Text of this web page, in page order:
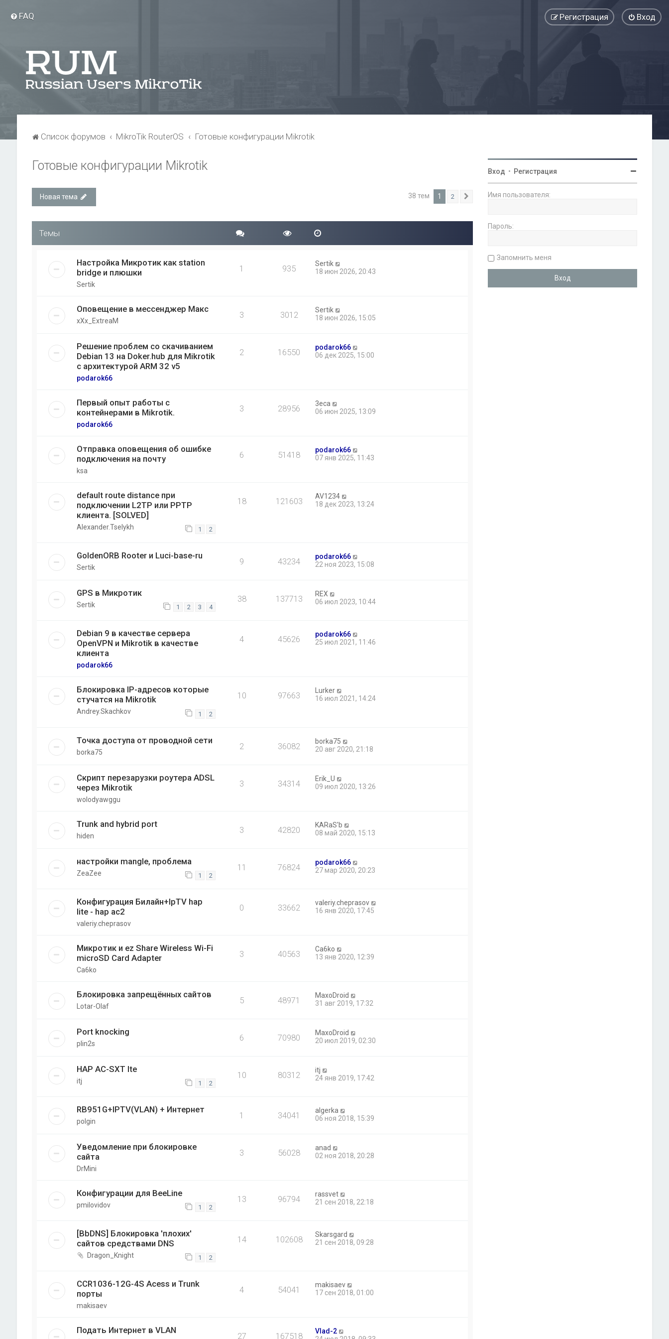
FAQ Вход
Регистрация
Список форумов MikroTik RouterOS Готовые конфигурации Mikrotik
Готовые конфигурации Mikrotik
Новая тема 38 тем 1 2 След.
Темы
Настройка Микротик как station
bridge и плюшки
Sertik
1 935
Sertik
18 июн 2026, 20:43
Оповещение в мессенджер Макс
xXx_ExtreaM
3 3012
Sertik
18 июн 2026, 15:05
Решение проблем со скачиванием
Debian 13 на Doker.hub для Mikrotik
с архитектурой ARM 32 v5
podarok66
2 16550
podarok66
06 дек 2025, 15:00
Первый опыт работы с
контейнерами в Mikrotik.
podarok66
3 28956
3eca
06 июн 2025, 13:09
Отправка оповещения об ошибке
подключения на почту
ksa
6 51418
podarok66
07 янв 2025, 11:43
default route distance при
подключении L2TP или PPTP
клиента. [SOLVED]
Alexander.Tselykh 1 2
18 121603
AV1234
18 дек 2023, 13:24
GoldenORB Rooter и Luci-base-ru
Sertik
9 43234
podarok66
22 ноя 2023, 15:08
GPS в Микротик
Sertik 1 2 3 4
38 137713
REX
06 июл 2023, 10:44
Debian 9 в качестве сервера
OpenVPN и Mikrotik в качестве
клиента
podarok66
4 45626
podarok66
25 июл 2021, 11:46
Блокировка IP-адресов которые
стучатся на Mikrotik
Andrey.Skachkov 1 2
10 97663
Lurker
16 июл 2021, 14:24
Точка доступа от проводной сети
borka75
2 36082
borka75
20 авг 2020, 21:18
Скрипт перезарузки роутера ADSL
через Mikrotik
wolodyawggu
3 34314
Erik_U
09 июл 2020, 13:26
Trunk and hybrid port
hiden
3 42820
KARaS'b
08 май 2020, 15:13
настройки mangle, проблема
ZeaZee 1 2
11 76824
podarok66
27 мар 2020, 20:23
Конфигурация Билайн+IpTV hap
lite - hap ac2
valeriy.cheprasov
0 33662
valeriy.cheprasov
16 янв 2020, 17:45
Микротик и ez Share Wireless Wi-Fi
microSD Card Adapter
Ca6ko
3 40563
Ca6ko
13 янв 2020, 12:39
Блокировка запрещённых сайтов
Lotar-Olaf
5 48971
MaxoDroid
31 авг 2019, 17:32
Port knocking
plin2s
6 70980
MaxoDroid
20 июл 2019, 02:30
HAP AC-SXT lte
itj 1 2
10 80312
itj
24 янв 2019, 17:42
RB951G+IPTV(VLAN) + Интернет
polgin
1 34041
algerka
06 ноя 2018, 15:39
Уведомление при блокировке
сайта
DrMini
3 56028
anad
02 ноя 2018, 20:28
Конфигурации для BeeLine
pmilovidov 1 2
13 96794
rassvet
21 сен 2018, 22:18
[BbDNS] Блокировка 'плохих'
сайтов средствами DNS
Dragon_Knight 1 2
14 102608
Skarsgard
21 сен 2018, 09:28
CCR1036-12G-4S Acess и Trunk
порты
makisaev
4 54041
makisaev
17 сен 2018, 01:00
Подать Интернет в VLAN
27 167518
Vlad-2
Вход • Регистрация
Имя пользователя:
Пароль:
Запомнить меня